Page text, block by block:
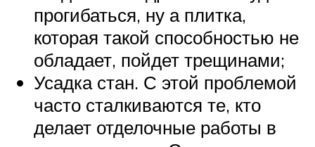
прогибаться, ну а плитка,
которая такой способностью не
обладает, пойдет трещинами;
Усадка стан. С этой проблемой
часто сталкиваются те, кто
делает отделочные работы в